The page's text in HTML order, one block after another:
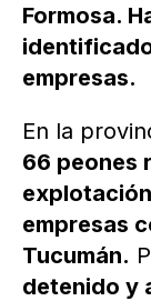
Formosa.
empresas.
En la
66 peones
empresas
Tucumán.
detenido y